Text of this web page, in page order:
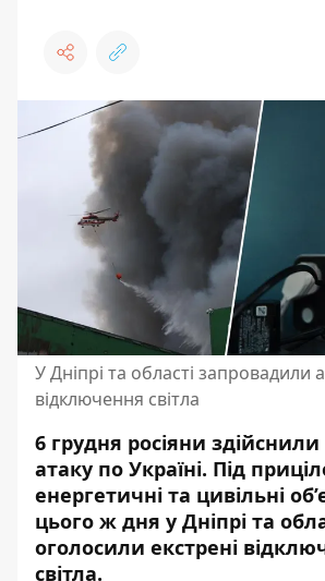
У Дніпрі та області запровадили
відключення світла
6 грудня росіяни
атаку по Україні. Під
енергетичні та цивільні
цього ж дня у Дніпрі та
оголосили екстрені
світла.